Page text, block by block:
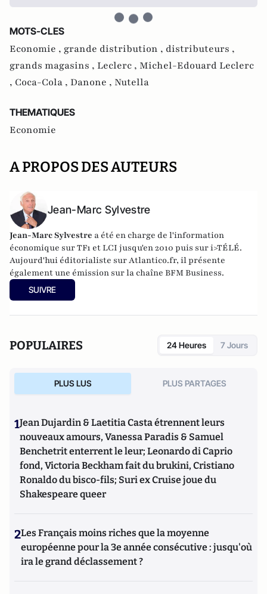
MOTS-CLES
Economie , grande distribution , distributeurs ,
grands magasins , Leclerc , Michel-Edouard Leclerc
, Coca-Cola , Danone , Nutella
THEMATIQUES
Economie
A PROPOS DES AUTEURS
Jean-Marc Sylvestre
Jean-Marc Sylvestre a été en charge de l'information
économique sur TF1 et LCI jusqu'en 2010 puis sur i>TÉLÉ.
Aujourd'hui éditorialiste sur Atlantico.fr, il présente
également une émission sur la chaîne BFM Business.
SUIVRE
POPULAIRES 24 Heures 7 Jours
PLUS LUS PLUS PARTAGES
1Jean Dujardin & Laetitia Casta étrennent leurs
nouveaux amours, Vanessa Paradis & Samuel
Benchetrit enterrent le leur; Leonardo di Caprio
fond, Victoria Beckham fait du brukini, Cristiano
Ronaldo du bisco-fils; Suri ex Cruise joue du
Shakespeare queer
2Les Français moins riches que la moyenne
européenne pour la 3e année consécutive : jusqu'où
ira le grand déclassement ?